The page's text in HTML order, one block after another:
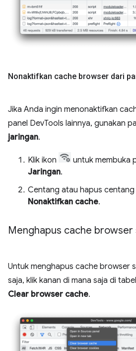
Nonaktifkan cache browser dari
Jika Anda ingin menonaktifkan
panel DevTools lainnya, gunakan
jaringan.
Klik ikon untuk membuka
Jaringan.
Centang atau hapus
Nonaktifkan cache.
Menghapus cache browser
Untuk menghapus cache browser
saja, klik kanan di mana saja di tabel
Clear browser cache.